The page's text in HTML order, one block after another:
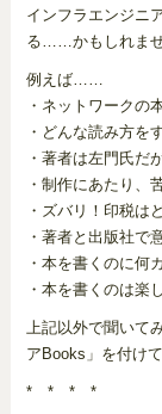
インフラエンジニ
る……かもしれませ
例えば……
・ネットワークの
・どんな読み方を
・著者は左門氏だ
・制作にあたり、
・ズバリ！印税は
・著者と出版社で
・本を書くのに何
・本を書くのは楽
上記以外で聞いて
アBooks」を付け
* * * *